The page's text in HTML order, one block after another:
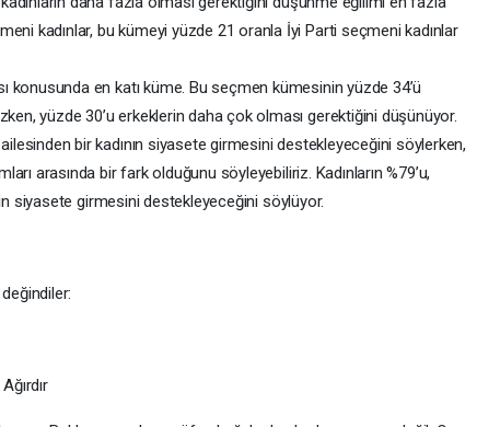
kadınlar, bu kümeyi yüzde 21 oranla İyi Parti seçmeni kadınlar
konusunda en katı küme. Bu seçmen kümesinin yüzde 34’ü
yüzde 30’u erkeklerin daha çok olması gerektiğini düşünüyor.
bir kadının siyasete girmesini destekleyeceğini söylerken,
arasında bir fark olduğunu söyleyebiliriz. Kadınların %79’u,
siyasete girmesini destekleyeceğini söylüyor.